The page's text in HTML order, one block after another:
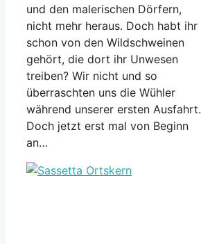
und den malerischen Dörfern,
nicht mehr heraus. Doch habt ihr
schon von den Wildschweinen
gehört, die dort ihr Unwesen
treiben? Wir nicht und so
überraschten uns die Wühler
während unserer ersten Ausfahrt.
Doch jetzt erst mal von Beginn
an…